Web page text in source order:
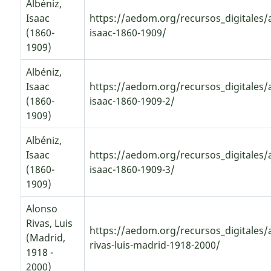
Albéniz,
Isaac
(1860-
1909)
https://aedom.org/recursos_digitales/
isaac-1860-1909/
Albéniz,
Isaac
(1860-
1909)
https://aedom.org/recursos_digitales/
isaac-1860-1909-2/
Albéniz,
Isaac
(1860-
1909)
https://aedom.org/recursos_digitales/
isaac-1860-1909-3/
Alonso
Rivas, Luis
(Madrid,
1918 -
2000)
https://aedom.org/recursos_digitales/
rivas-luis-madrid-1918-2000/